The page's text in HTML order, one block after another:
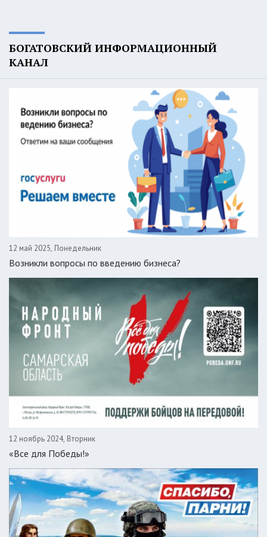
БОГАТОВСКИЙ ИНФОРМАЦИОННЫЙ
КАНАЛ
12 май 2025, Понедельник
Возникли вопросы по введению бизнеса?
12 ноябрь 2024, Вторник
«Все для Победы!»